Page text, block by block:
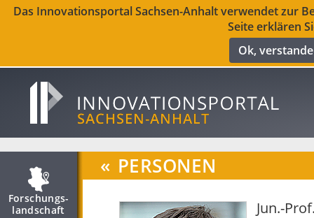
Das Innovationsportal Sachsen-Anhalt verwendet zur
Seite erklären
Ok,
Forschungs­
landschaft
« PERSONEN
Jun.-